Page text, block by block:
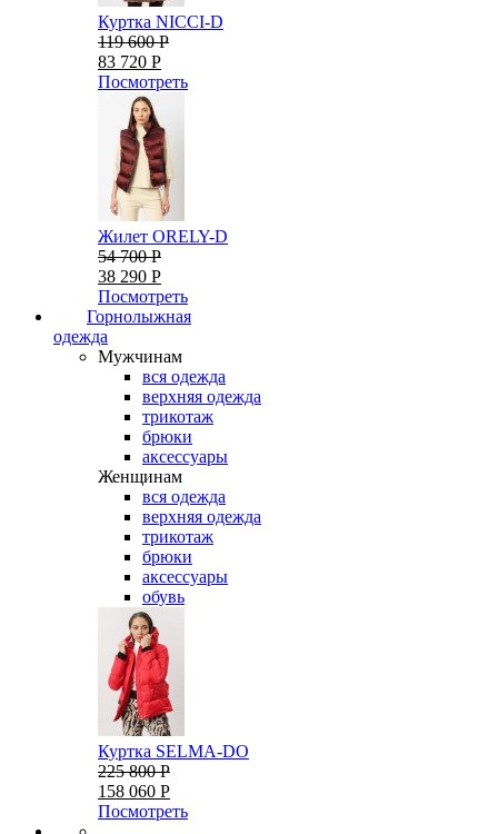
Куртка NICCI-D
119 600 Р
83 720 Р
Посмотреть
Жилет ORELY-D
54 700 Р
38 290 Р
Посмотреть
Горнолыжная
одежда
Мужчинам
вся одежда
верхняя одежда
трикотаж
брюки
аксессуары
Женщинам
вся одежда
верхняя одежда
трикотаж
брюки
аксессуары
обувь
Куртка SELMA-DO
225 800 Р
158 060 Р
Посмотреть